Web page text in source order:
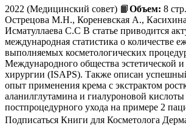
2022 (Медицинский совет) 📙Объем: 8 стр.
Острецова М.Н., Кореневская А.,
Исматуллаева С.С В статье приводится
международная статистика о количестве
выполняемых косметологических
Международного общества эстетической и
хирургии (ISAPS). Также описан
опыт применения крема с экстрактом
аланилглутамина и гиалуроновой кислоты
постпроцедурного ухода на примере 2
Подписаться Книги для Косметолога